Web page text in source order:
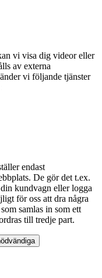
vi visa dig videor eller
av externa
vi följande tjänster
endast
De gör det t.ex.
kundvagn eller logga
för oss att dra några
samlas in som ett
till tredje part.